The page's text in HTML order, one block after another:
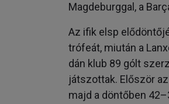
Magdeburggal, a
Az ifik elsp
trófeát, miután a
dán klub 89 gólt
játszottak. Először
majd a döntőben